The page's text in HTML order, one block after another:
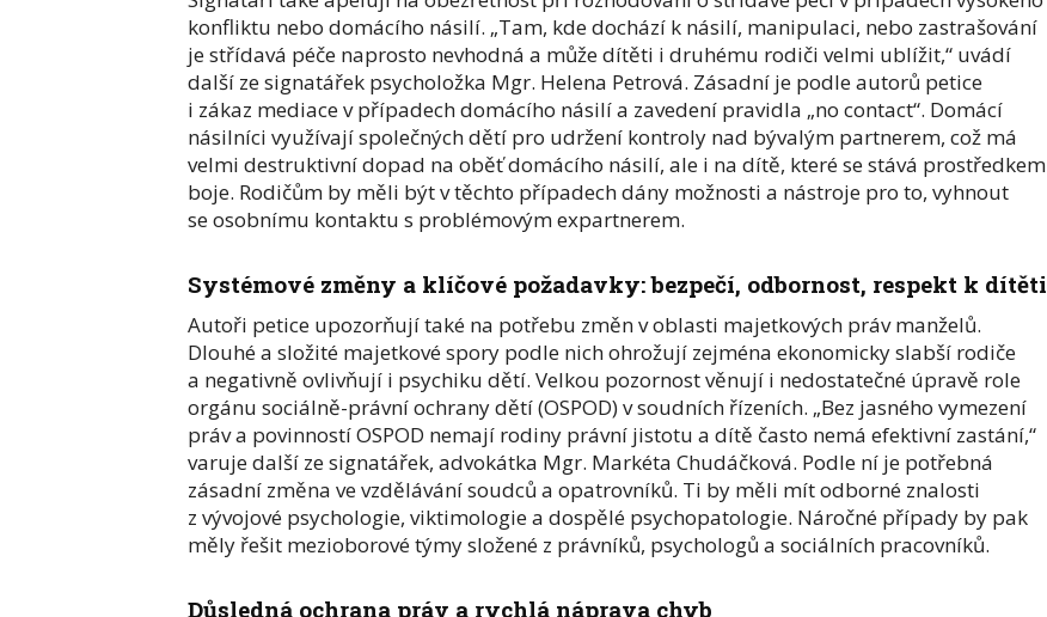
konfliktu nebo domácího násilí. „Tam, kde dochází k násilí, manipulaci, nebo zastrašování
je střídavá péče naprosto nevhodná a může dítěti i druhému rodiči velmi ublížit,“ uvádí
další ze signatářek psycholožka Mgr. Helena Petrová. Zásadní je podle autorů petice
i zákaz mediace v případech domácího násilí a zavedení pravidla „no contact“. Domácí
násilníci využívají společných dětí pro udržení kontroly nad bývalým partnerem, což má
velmi destruktivní dopad na oběť domácího násilí, ale i na dítě, které se stává prostředkem
boje. Rodičům by měli být v těchto případech dány možnosti a nástroje pro to, vyhnout
se osobnímu kontaktu s problémovým expartnerem.
Systémové změny a klíčové požadavky: bezpečí, odbornost, respekt k dítěti
Autoři petice upozorňují také na potřebu změn v oblasti majetkových práv manželů.
Dlouhé a složité majetkové spory podle nich ohrožují zejména ekonomicky slabší rodiče
a negativně ovlivňují i psychiku dětí. Velkou pozornost věnují i nedostatečné úpravě role
orgánu sociálně-právní ochrany dětí (OSPOD) v soudních řízeních. „Bez jasného vymezení
práv a povinností OSPOD nemají rodiny právní jistotu a dítě často nemá efektivní zastání,“
varuje další ze signatářek, advokátka Mgr. Markéta Chudáčková. Podle ní je potřebná
zásadní změna ve vzdělávání soudců a opatrovníků. Ti by měli mít odborné znalosti
z vývojové psychologie, viktimologie a dospělé psychopatologie. Náročné případy by pak
měly řešit mezioborové týmy složené z právníků, psychologů a sociálních pracovníků.
Důsledná ochrana práv a rychlá náprava chyb